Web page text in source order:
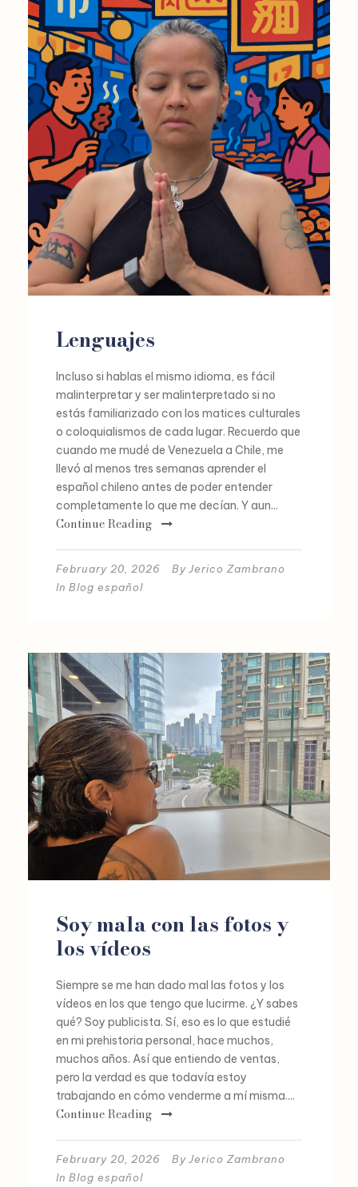
Lenguajes
Incluso si hablas el mismo idioma, es fácil
malinterpretar y ser malinterpretado si no
estás familiarizado con los matices culturales
o coloquialismos de cada lugar. Recuerdo que
cuando me mudé de Venezuela a Chile, me
llevó al menos tres semanas aprender el
español chileno antes de poder entender
completamente lo que me decían. Y aun...
Continue Reading
February 20, 2026 ByJerico Zambrano
In Blog español
Soy mala con las fotos y
los vídeos
Siempre se me han dado mal las fotos y los
vídeos en los que tengo que lucirme. ¿Y sabes
qué? Soy publicista. Sí, eso es lo que estudié
en mi prehistoria personal, hace muchos,
muchos años. Así que entiendo de ventas,
pero la verdad es que todavía estoy
trabajando en cómo venderme a mí misma....
Continue Reading
February 20, 2026 By Jerico Zambrano
In Blog español